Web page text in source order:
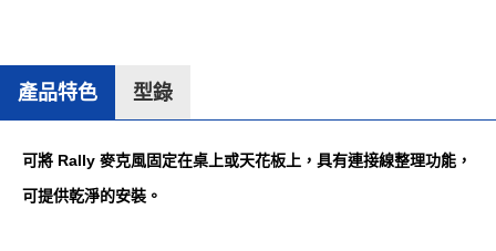
產品特色 型錄
可將 Rally 麥克風固定在桌上或天花板上，具有連接線整理功能，
可提供乾淨的安裝。